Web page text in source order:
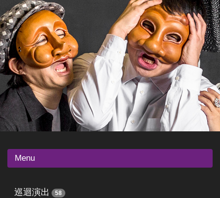
Menu
巡迴演出 58